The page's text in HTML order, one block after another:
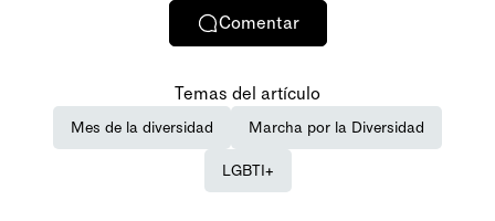
Comentar
Temas del artículo
Mes de la diversidad Marcha por la Diversidad
LGBTI+